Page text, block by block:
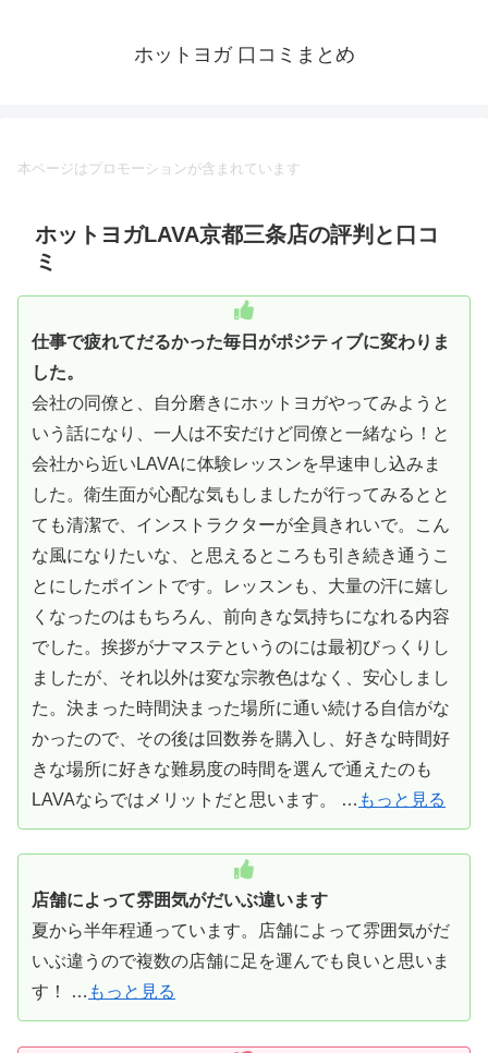
ホットヨガ 口コミまとめ
本ページはプロモーションが含まれています
ホットヨガLAVA京都三条店の評判と口コ
ミ
仕事で疲れてだるかった毎日がポジティブに変わりま
した。
会社の同僚と、自分磨きにホットヨガやってみようと
いう話になり、一人は不安だけど同僚と一緒なら！と
会社から近いLAVAに体験レッスンを早速申し込みま
した。衛生面が心配な気もしましたが行ってみるとと
ても清潔で、インストラクターが全員きれいで。こん
な風になりたいな、と思えるところも引き続き通うこ
とにしたポイントです。レッスンも、大量の汗に嬉し
くなったのはもちろん、前向きな気持ちになれる内容
でした。挨拶がナマステというのには最初びっくりし
ましたが、それ以外は変な宗教色はなく、安心しまし
た。決まった時間決まった場所に通い続ける自信がな
かったので、その後は回数券を購入し、好きな時間好
きな場所に好きな難易度の時間を選んで通えたのも
LAVAならではメリットだと思います。 … もっと見る
店舗によって雰囲気がだいぶ違います
夏から半年程通っています。店舗によって雰囲気がだ
いぶ違うので複数の店舗に足を運んでも良いと思いま
す！ … もっと見る